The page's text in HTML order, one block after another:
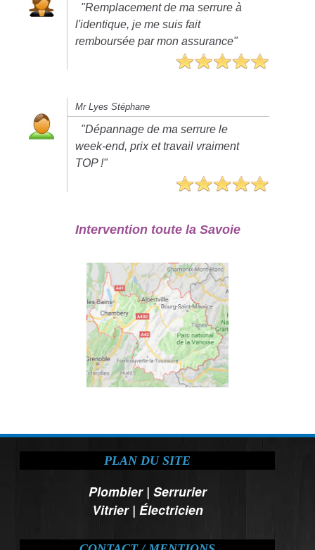
"Remplacement de ma serrure à
l'identique, je me suis fait
remboursée par mon assurance"
Mr Lyes Stéphane
"Dépannage de ma serrure le
week-end, prix et travail vraiment
TOP !"
Intervention toute la Savoie
PLAN DU SITE
Plombier| Serrurier
Vitrier| Électricien